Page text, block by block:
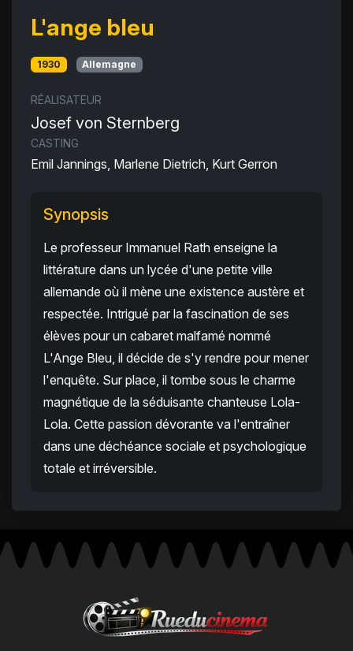
L'ange bleu
1930 Allemagne
RÉALISATEUR
Josef von Sternberg
CASTING
Emil Jannings, Marlene Dietrich, Kurt Gerron
Synopsis
Le professeur Immanuel Rath enseigne la
littérature dans un lycée d'une petite ville
allemande où il mène une existence austère et
respectée. Intrigué par la fascination de ses
élèves pour un cabaret malfamé nommé
L'Ange Bleu, il décide de s'y rendre pour mener
l'enquête. Sur place, il tombe sous le charme
magnétique de la séduisante chanteuse Lola-
Lola. Cette passion dévorante va l'entraîner
dans une déchéance sociale et psychologique
totale et irréversible.